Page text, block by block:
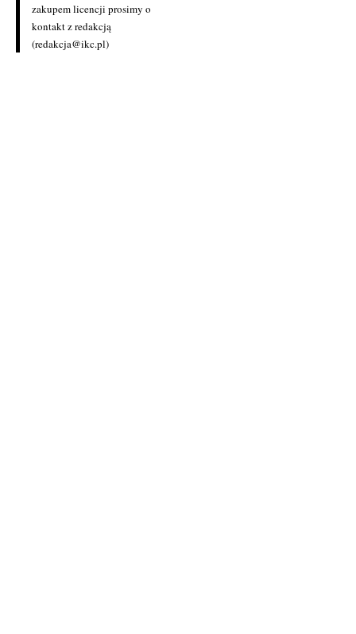
zakupem licencji prosimy o
kontakt z redakcją
(redakcja@ikc.pl)